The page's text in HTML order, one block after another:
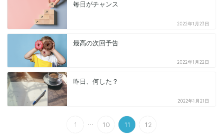
毎日がチャンス
2022年1月23日
最高の次回予告
2022年1月22日
昨日、何した？
2022年1月21日
1 ... 10 11 12